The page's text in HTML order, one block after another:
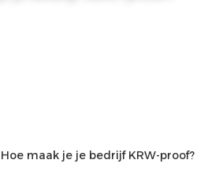
Hoe maak je je bedrijf KRW-proof?